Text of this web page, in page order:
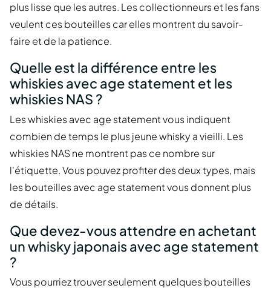
plus lisse que les autres. Les collectionneurs et les fans
veulent ces bouteilles car elles montrent du savoir-
faire et de la patience.
Quelle est la différence entre les
whiskies avec age statement et les
whiskies NAS ?
Les whiskies avec age statement vous indiquent
combien de temps le plus jeune whisky a vieilli. Les
whiskies NAS ne montrent pas ce nombre sur
l'étiquette. Vous pouvez profiter des deux types, mais
les bouteilles avec age statement vous donnent plus
de détails.
Que devez-vous attendre en achetant
un whisky japonais avec age statement
?
Vous pourriez trouver seulement quelques bouteilles